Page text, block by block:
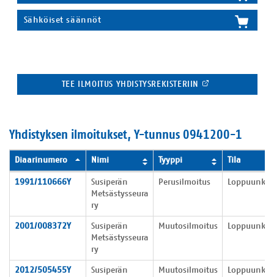
Sähköiset säännöt
TEE ILMOITUS YHDISTYSREKISTERIIN
Yhdistyksen ilmoitukset, Y-tunnus 0941200-1
Yhdistyksen ilmoitukset
Diaarinumero Nimi Tyyppi Tila
1991/110666Y
Susiperän
Metsästysseura
ry
Perusilmoitus
2001/008372Y
Susiperän
Metsästysseura
ry
Muutosilmoitus
2012/505455Y
Susiperän
Muutosilmoitus